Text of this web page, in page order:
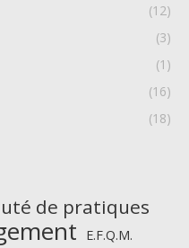
(12)
(3)
(1)
(16)
(18)
de pratiques
E.F.Q.M.